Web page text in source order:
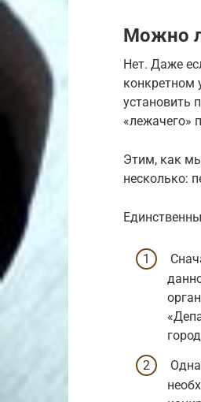
Можно
Нет. Даже
конкретном
установить
«лежачего»
Этим, как
несколько: